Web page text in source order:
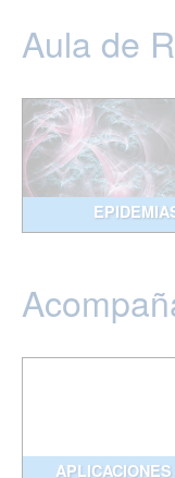
Aula de